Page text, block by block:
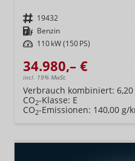
Fahrzeugnr. 19432
Kraftstoff Benzin
Leistung 110 kW (150 PS)
34.980,– €
incl. 19% MwSt.
Verbrauch kombiniert:
CO2-Klasse: E
CO2-Emissionen: 140,00 g/